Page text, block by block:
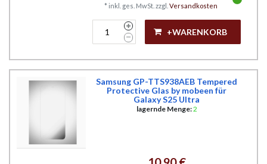
* inkl. ges. MwSt. zzgl. Versandkosten
+WARENKORB
Samsung GP-TTS938AEB Tempered
Protective Glas by mobeen für
Galaxy S25 Ultra
lagernde Menge:2